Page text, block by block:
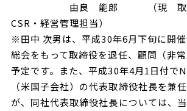
由良 能郎 （現
CSR・経営管理担当）
※田中 次男は、平成30年6月下旬に開
総会をもって取締役を退任、顧問（非
予定です。また、平成30年4月1日付で
（米国子会社）の代表取締役社長を兼
が、同社代表取締役社長については、